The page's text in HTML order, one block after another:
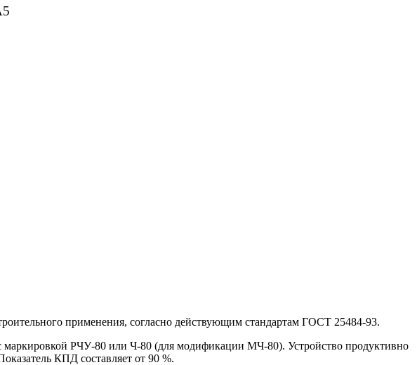
применения, согласно действующим стандартам ГОСТ 25484-93.
маркировкой РЧУ-80 или Ч-80 (для модификации МЧ-80). Устройство продуктивно
КПД составляет от 90 %.